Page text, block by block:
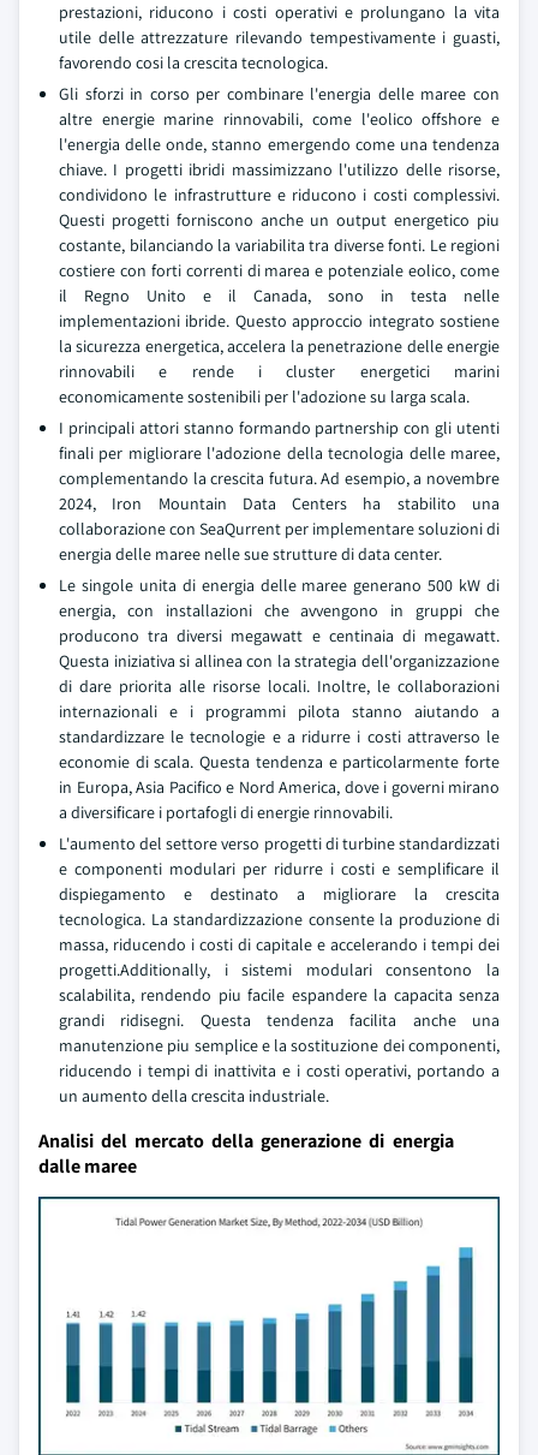
prestazioni, riducono i costi operativi e prolungano la vita
utile delle attrezzature rilevando tempestivamente i guasti,
favorendo cosi la crescita tecnologica.
Gli sforzi in corso per combinare l'energia delle maree con
altre energie marine rinnovabili, come l'eolico offshore e
l'energia delle onde, stanno emergendo come una tendenza
chiave. I progetti ibridi massimizzano l'utilizzo delle risorse,
condividono le infrastrutture e riducono i costi complessivi.
Questi progetti forniscono anche un output energetico piu
costante, bilanciando la variabilita tra diverse fonti. Le regioni
costiere con forti correnti di marea e potenziale eolico, come
il Regno Unito e il Canada, sono in testa nelle
implementazioni ibride. Questo approccio integrato sostiene
la sicurezza energetica, accelera la penetrazione delle energie
rinnovabili e rende i cluster energetici marini
economicamente sostenibili per l'adozione su larga scala.
I principali attori stanno formando partnership con gli utenti
finali per migliorare l'adozione della tecnologia delle maree,
complementando la crescita futura. Ad esempio, a novembre
2024, Iron Mountain Data Centers ha stabilito una
collaborazione con SeaQurrent per implementare soluzioni di
energia delle maree nelle sue strutture di data center.
Le singole unita di energia delle maree generano 500 kW di
energia, con installazioni che avvengono in gruppi che
producono tra diversi megawatt e centinaia di megawatt.
Questa iniziativa si allinea con la strategia dell'organizzazione
di dare priorita alle risorse locali. Inoltre, le collaborazioni
internazionali e i programmi pilota stanno aiutando a
standardizzare le tecnologie e a ridurre i costi attraverso le
economie di scala. Questa tendenza e particolarmente forte
in Europa, Asia Pacifico e Nord America, dove i governi mirano
a diversificare i portafogli di energie rinnovabili.
L'aumento del settore verso progetti di turbine standardizzati
e componenti modulari per ridurre i costi e semplificare il
dispiegamento e destinato a migliorare la crescita
tecnologica. La standardizzazione consente la produzione di
massa, riducendo i costi di capitale e accelerando i tempi dei
progetti.Additionally, i sistemi modulari consentono la
scalabilita, rendendo piu facile espandere la capacita senza
grandi ridisegni. Questa tendenza facilita anche una
manutenzione piu semplice e la sostituzione dei componenti,
riducendo i tempi di inattivita e i costi operativi, portando a
un aumento della crescita industriale.
Analisi del mercato della generazione di energia
dalle maree